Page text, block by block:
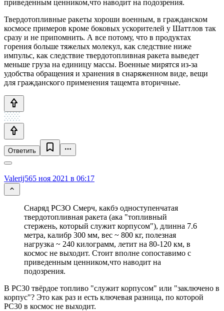
приведенным ценником,что наводит на подозрения.
Твердотопливные ракеты хороши военным, в гражданском
космосе примеров кроме боковых ускорителей у Шаттлов так
сразу и не припомнить. А все потому, что в продуктах
горения больше тяжелых молекул, как следствие ниже
импульс, как следствие твердотопливная ракета выведет
меньше груза на единицу массы. Военные мирятся из-за
удобства обращения и хранения в снаряженном виде, вещи
для гражданского применения тащемта вторичные.
Ответить
Valerij565 ноя 2021 в 06:17
Снаряд РСЗО Смерч, какбэ одноступенчатая
твердотопливная ракета (ака "топливный
стержень, который служит корпусом"), длинна 7.6
метра, калибр 300 мм, вес ~ 800 кг, полезная
нагрузка ~ 240 килограмм, летит на 80-120 км, в
космос не выходит. Стоит вполне сопоставимо с
приведенным ценником,что наводит на
подозрения.
В РС30 твёрдое топливо "служит корпусом" или "заключено в
корпус"? Это как раз и есть ключевая разница, по которой
РС30 в космос не выходит.